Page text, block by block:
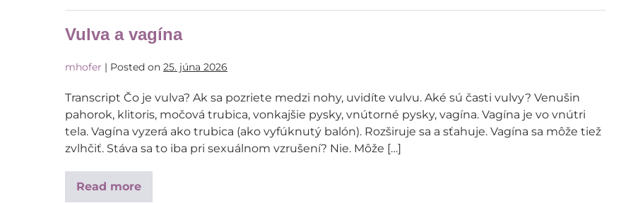
Vulva a vagína
mhofer | Posted on 25. júna 2026
Transcript Čo je vulva? Ak sa pozriete medzi nohy, uvidíte vulvu. Aké sú časti vulvy? Venušin
pahorok, klitoris, močová trubica, vonkajšie pysky, vnútorné pysky, vagína. Vagína je vo vnútri
tela. Vagína vyzerá ako trubica (ako vyfúknutý balón). Rozširuje sa a sťahuje. Vagína sa môže tiež
zvlhčiť. Stáva sa to iba pri sexuálnom vzrušení? Nie. Môže […]
Read more